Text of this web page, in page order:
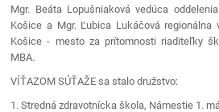
Mgr. Beáta Lopušniaková vedúca
Košice a Mgr. Ľubica Lukáčová
Košice - mesto za prítomnosti riaditeľky
MBA.
VÍŤAZOM SÚŤAŽE sa stalo družstvo:
1. Stredná zdravotnícka škola, Námestie 1.